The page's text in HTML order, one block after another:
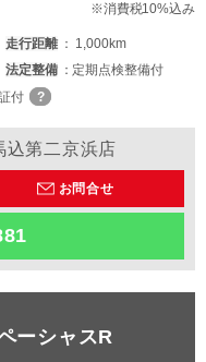
※消費税10%込み
走行距離
1,000km
法定整備
定期点検整備付
付
込第二京浜店
お問合せ
ーシャスR